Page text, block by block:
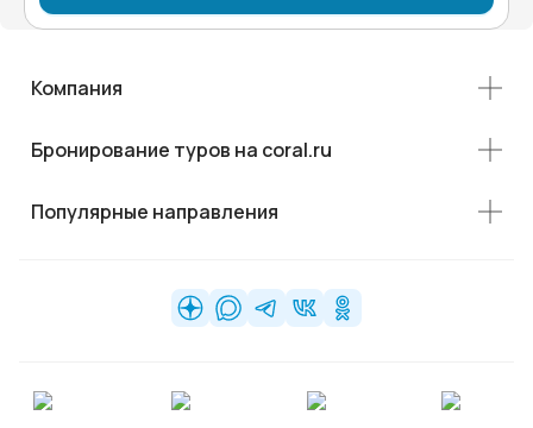
Компания
Бронирование туров на coral.ru
Популярные направления